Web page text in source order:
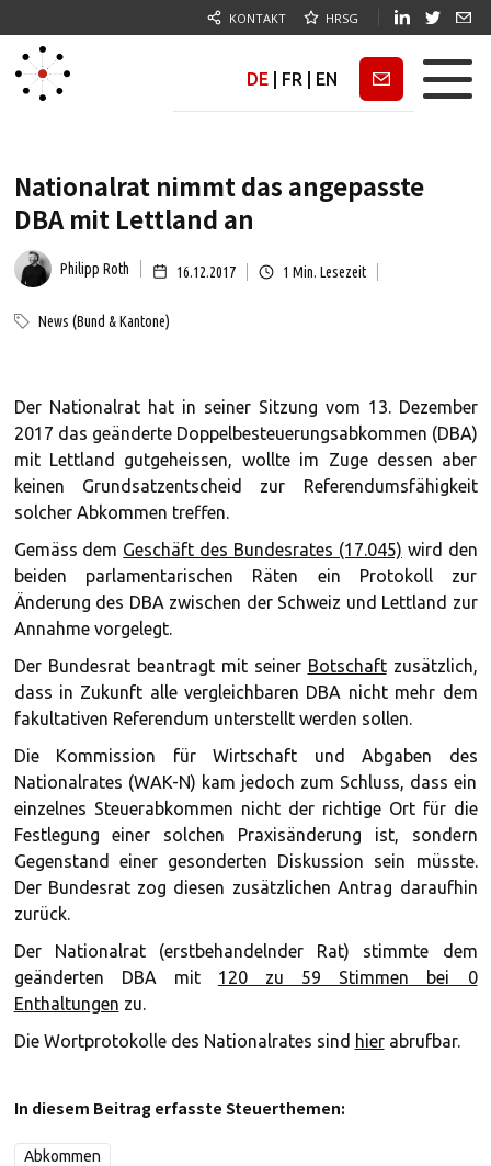
KONTAKT HRSG
DE FR EN Newsletter
Nationalrat nimmt das angepasste
DBA mit Lettland an
Philipp Roth 16.12.2017 1 Min. Lesezeit
News (Bund & Kantone)
Der Nationalrat hat in seiner Sitzung vom 13. Dezember
2017 das geänderte Doppelbesteuerungsabkommen (DBA)
mit Lettland gutgeheissen, wollte im Zuge dessen aber
keinen Grundsatzentscheid zur Referendumsfähigkeit
solcher Abkommen treffen.
Gemäss dem Geschäft des Bundesrates (17.045) wird den
beiden parlamentarischen Räten ein Protokoll zur
Änderung des DBA zwischen der Schweiz und Lettland zur
Annahme vorgelegt.
Der Bundesrat beantragt mit seiner Botschaftzusätzlich,
dass in Zukunft alle vergleichbaren DBA nicht mehr dem
fakultativen Referendum unterstellt werden sollen.
Die Kommission für Wirtschaft und Abgaben des
Nationalrates (WAK-N) kam jedoch zum Schluss, dass ein
einzelnes Steuerabkommen nicht der richtige Ort für die
Festlegung einer solchen Praxisänderung ist, sondern
Gegenstand einer gesonderten Diskussion sein müsste.
Der Bundesrat zog diesen zusätzlichen Antrag daraufhin
zurück.
Der Nationalrat (erstbehandelnder Rat) stimmte dem
geänderten DBA mit 120 zu 59 Stimmen bei 0
Enthaltungen zu.
Die Wortprotokolle des Nationalrates sind hierabrufbar.
In diesem Beitrag erfasste Steuerthemen:
Abkommen